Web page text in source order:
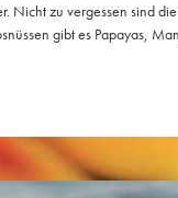
Nicht zu vergessen sind
gibt es Papayas,